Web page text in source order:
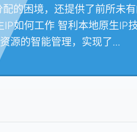
的困境，还提供了前所未
如何工作 智利本地原生IP
源的智能管理，实现了...